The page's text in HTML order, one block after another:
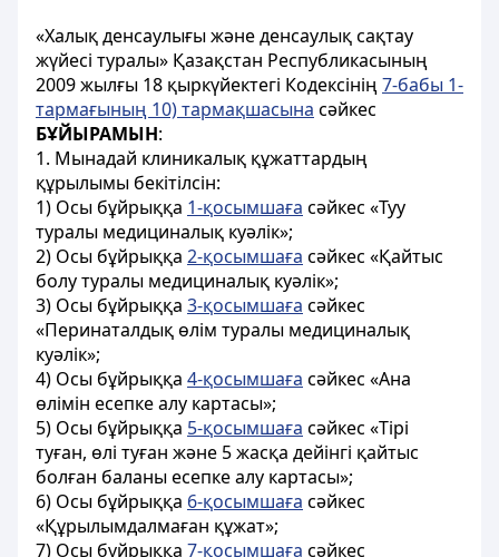
«Халық денсаулығы және денсаулық сақтау
жүйесі туралы» Қазақстан Республикасының
2009 жылғы 18 қыркүйектегі Кодексінің7-бабы 1-
тармағының 10) тармақшасына сәйкес
БҰЙЫРАМЫН:
1. Мынадай клиникалық құжаттардың
құрылымы бекітілсін:
1) Осы бұйрыққа 1-қосымшаға сәйкес «Туу
туралы медициналық куәлік»;
2) Осы бұйрыққа 2-қосымшаға сәйкес «Қайтыс
болу туралы медициналық куәлік»;
3) Осы бұйрыққа 3-қосымшаға сәйкес
«Перинаталдық өлім туралы медициналық
куәлік»;
4) Осы бұйрыққа 4-қосымшаға сәйкес «Ана
өлімін есепке алу картасы»;
5) Осы бұйрыққа 5-қосымшаға сәйкес «Тірі
туған, өлі туған және 5 жасқа дейінгі қайтыс
болған баланы есепке алу картасы»;
6) Осы бұйрыққа 6-қосымшаға сәйкес
«Құрылымдалмаған құжат»;
7) Осы бұйрыққа 7-қосымшаға сәйкес